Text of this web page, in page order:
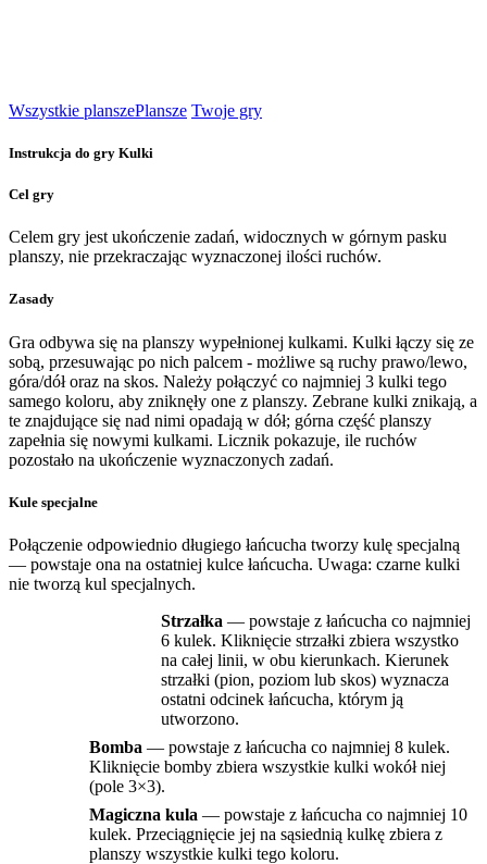
Wszystkie planszePlansze Twoje gry
Instrukcja do gry Kulki
Cel gry
Celem gry jest ukończenie zadań, widocznych w górnym pasku
planszy, nie przekraczając wyznaczonej ilości ruchów.
Zasady
Gra odbywa się na planszy wypełnionej kulkami. Kulki łączy się ze
sobą, przesuwając po nich palcem - możliwe są ruchy prawo/lewo,
góra/dół oraz na skos. Należy połączyć co najmniej 3 kulki tego
samego koloru, aby zniknęły one z planszy. Zebrane kulki znikają, a
te znajdujące się nad nimi opadają w dół; górna część planszy
zapełnia się nowymi kulkami. Licznik pokazuje, ile ruchów
pozostało na ukończenie wyznaczonych zadań.
Kule specjalne
Połączenie odpowiednio długiego łańcucha tworzy kulę specjalną
— powstaje ona na ostatniej kulce łańcucha. Uwaga: czarne kulki
nie tworzą kul specjalnych.
Strzałka — powstaje z łańcucha co najmniej
6 kulek. Kliknięcie strzałki zbiera wszystko
na całej linii, w obu kierunkach. Kierunek
strzałki (pion, poziom lub skos) wyznacza
ostatni odcinek łańcucha, którym ją
utworzono.
Bomba — powstaje z łańcucha co najmniej 8 kulek.
Kliknięcie bomby zbiera wszystkie kulki wokół niej
(pole 3×3).
Magiczna kula — powstaje z łańcucha co najmniej 10
kulek. Przeciągnięcie jej na sąsiednią kulkę zbiera z
planszy wszystkie kulki tego koloru.